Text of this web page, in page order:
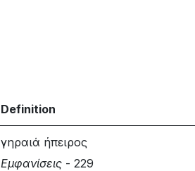
Definition
γηραιά ήπειρος
Εμφανίσεις - 229